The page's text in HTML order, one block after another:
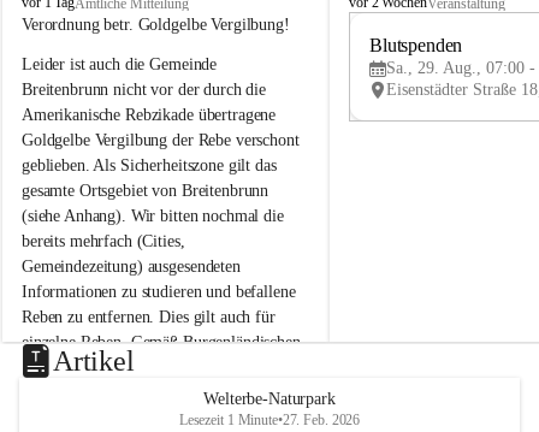
r
i
t
e
n
b
r
u
n
n
a
m
N
e
u
s
Verordnung betr. Goldgelbe Vergilbung!
Leider ist auch die Gemeinde
Breitenbrunn nicht vor der durch die
Amerikanische Rebzikade übertragene
Goldgelbe Vergilbung der Rebe verschont
geblieben. Als Sicherheitszone gilt das
gesamte Ortsgebiet von Breitenbrunn
(siehe Anhang). Wir bitten nochmal die
bereits mehrfach (Cities,
Gemeindezeitung) ausgesendeten
Informationen zu studieren und befallene
Reben zu entfernen. Dies gilt auch für
einzelne Reben. Gemäß Burgenländischen
Weinbaugesetz sind nicht gepflegte oder
unzulässige Weingärten zu roden! Bitte
helfen wir zusammen um unsere Winzer
e
u
e
Blutspenden
Sa., 29. Aug., 07:00 -
Artikel
Welterbe-Naturpark
Lesezeit 1 Minute•27. Feb. 2026